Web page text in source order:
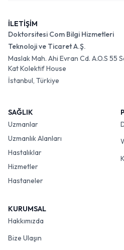
İLETİŞİM
Doktorsitesi Com Bilgi Hizmetleri
Teknoloji ve Ticaret A.Ş.
Maslak Mah. Ahi Evran Cd. A.O.S 55
Kat Kolektif House
İstanbul, Türkiye
SAĞLIK
Uzmanlar
Uzmanlık Alanları
Hastalıklar
Hizmetler
Hastaneler
KURUMSAL
Hakkımızda
Bize Ulaşın